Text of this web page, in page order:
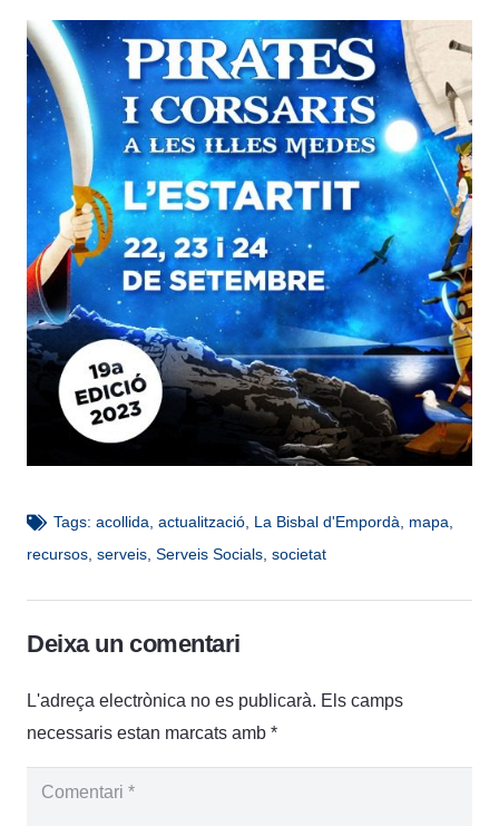
Tags: acollida, actualització, La Bisbal d'Empordà, mapa,
recursos, serveis, Serveis Socials, societat
Deixa un comentari
L'adreça electrònica no es publicarà. Els camps
necessaris estan marcats amb *